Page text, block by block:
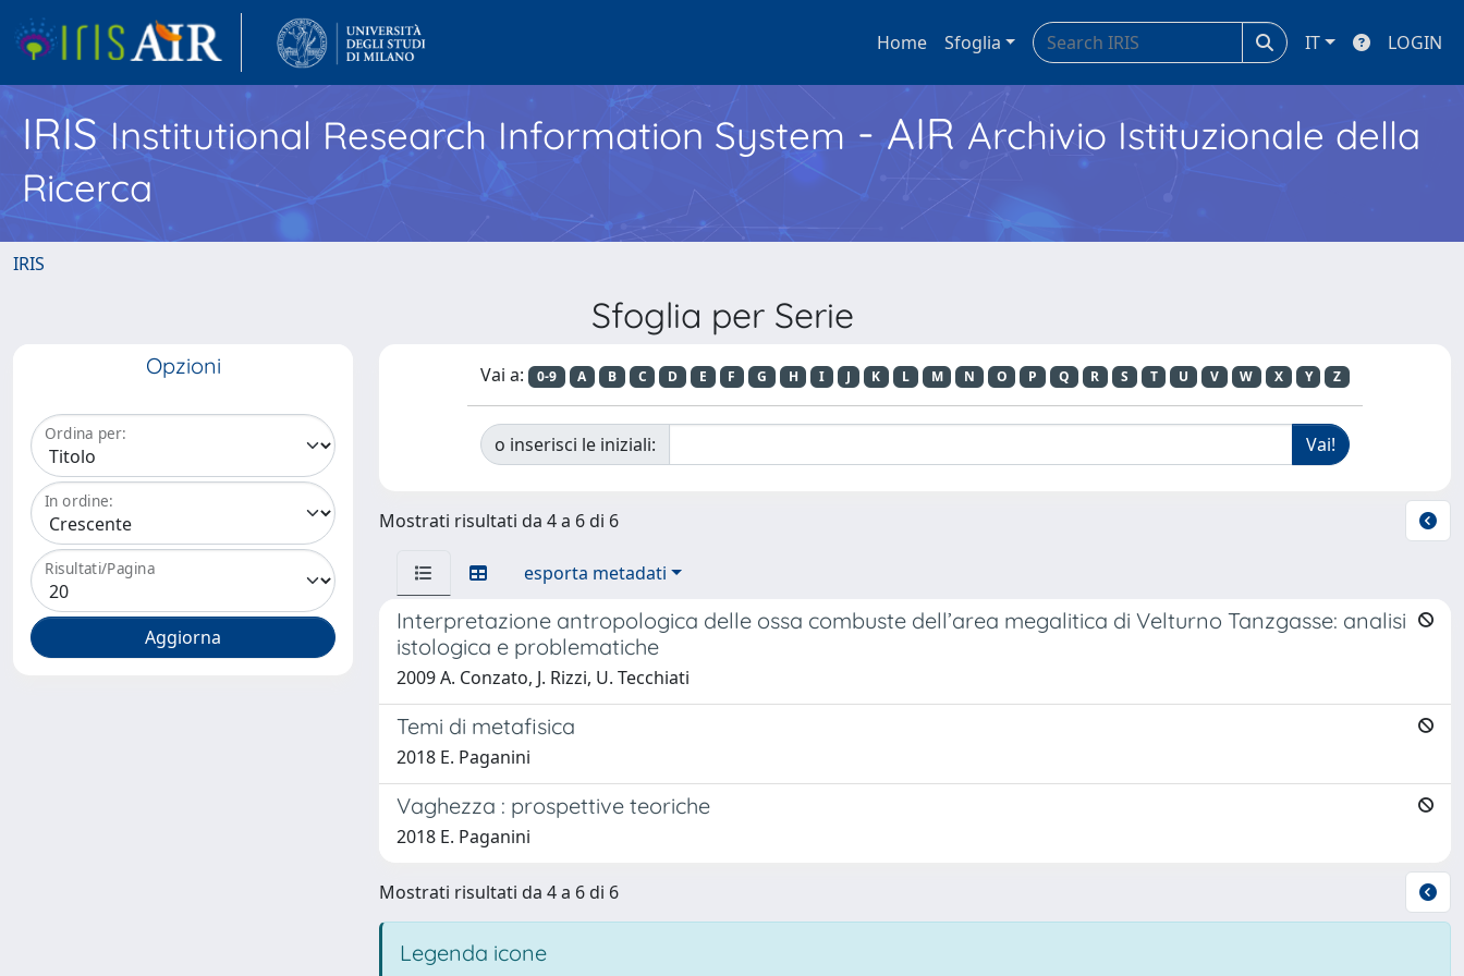
Home Sfoglia IT LOGIN
IRISInstitutional Research Information System - AIR Archivio Istituzionale della
Ricerca
IRIS
Sfoglia per Serie
Opzioni
Ordina per:
In ordine:
Risultati/Pagina
Vai a: 0-9 A B C D E F G H I J K L M N O P Q R S T U V W X Y Z
o inserisci le iniziali:
Mostrati risultati da 4 a 6 di 6
esporta metadati
Interpretazione antropologica delle ossa combuste dell’area megalitica di Velturno Tanzgasse: analisi
istologica e problematiche
2009 A. Conzato, J. Rizzi, U. Tecchiati
Temi di metafisica
2018 E. Paganini
Vaghezza : prospettive teoriche
2018 E. Paganini
Mostrati risultati da 4 a 6 di 6
Legenda icone